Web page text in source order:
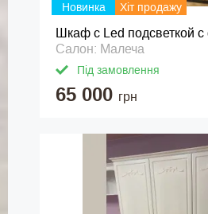
Новинка Хіт продажу
Шкаф с Led подсветкой
Салон: Малеча
Під замовлення
65 000 грн